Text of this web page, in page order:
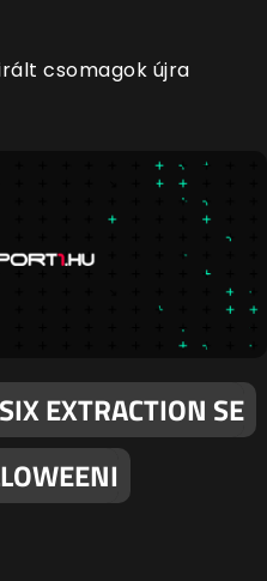
csomagok újra
EXTRACTION SE